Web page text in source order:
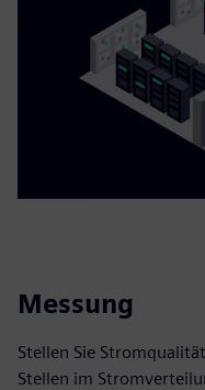
Messung
Stellen Sie
Stellen im